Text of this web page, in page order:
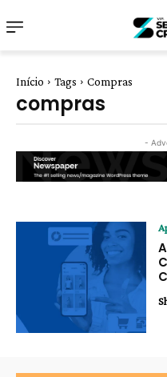
Início Tags Compras
compras
-